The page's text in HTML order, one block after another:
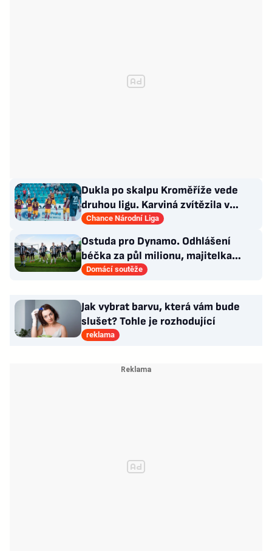
Dukla po skalpu Kroměříže vede
druhou ligu. Karviná zvítězila v
Prostějově, remíza Ústí
Chance Národní Liga
Ostuda pro Dynamo. Odhlášení
béčka za půl milionu, majitelka
odmítla nabídku kraje
Domácí soutěže
Jak vybrat barvu, která vám bude
slušet? Tohle je rozhodující
reklama